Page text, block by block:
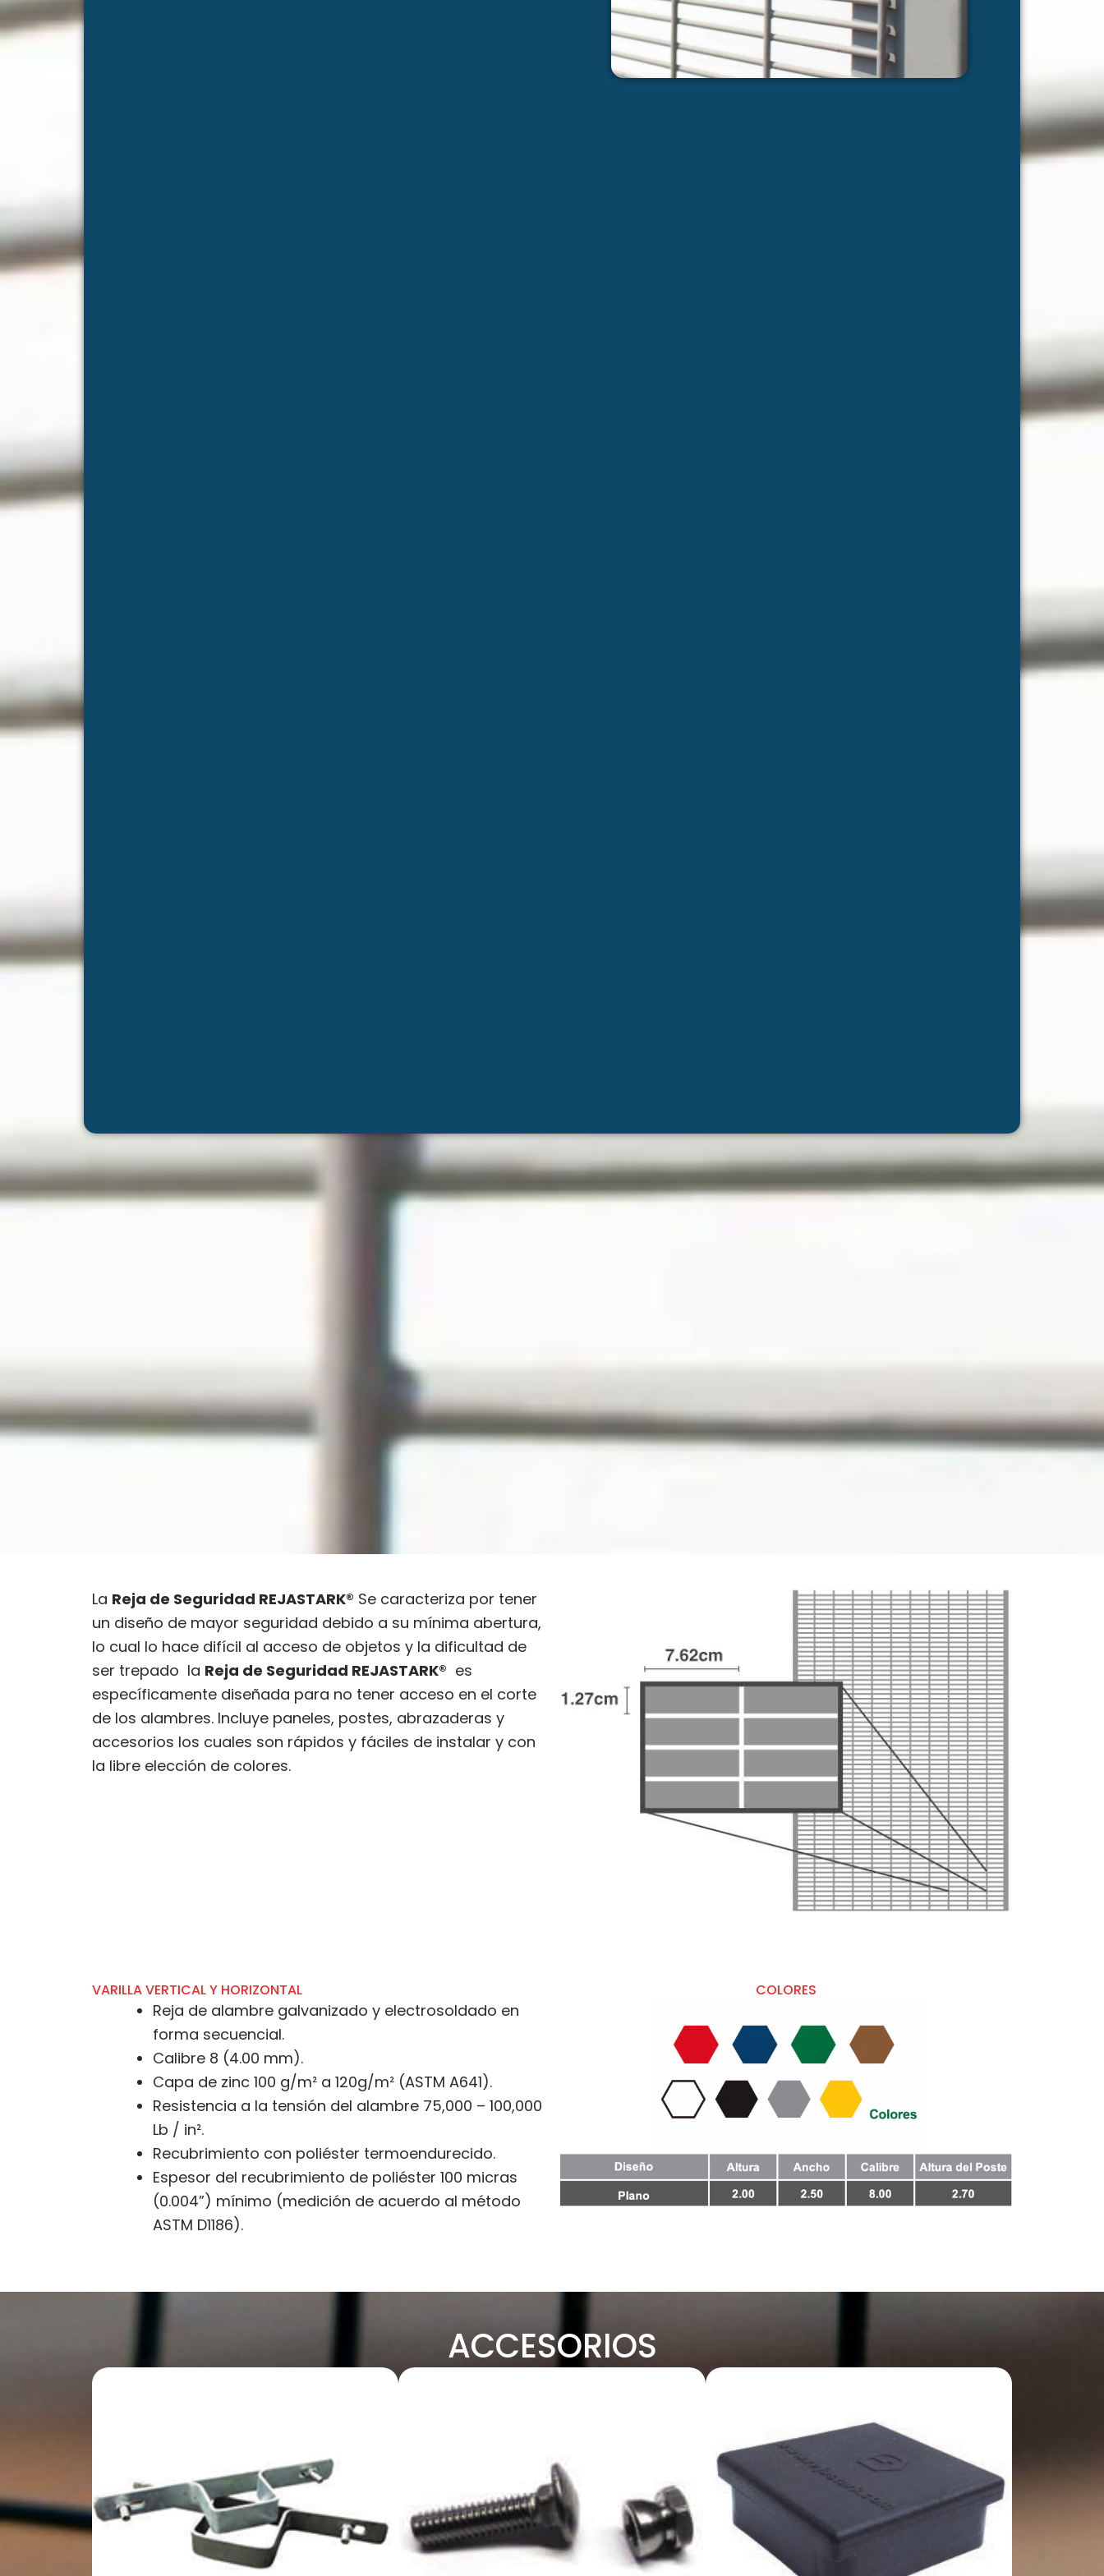
La Reja de Seguridad REJASTARK® Se caracteriza por tener
un diseño de mayor seguridad debido a su mínima abertura,
lo cual lo hace difícil al acceso de objetos y la dificultad de
ser trepado la Reja de Seguridad REJASTARK® es
específicamente diseñada para no tener acceso en el corte
de los alambres. Incluye paneles, postes, abrazaderas y
accesorios los cuales son rápidos y fáciles de instalar y con
la libre elección de colores.
VARILLA VERTICAL Y HORIZONTAL
Reja de alambre galvanizado y electrosoldado en
forma secuencial.
Calibre 8 (4.00 mm).
Capa de zinc 100 g/m² a 120g/m² (ASTM A641).
Resistencia a la tensión del alambre 75,000 – 100,000
Lb / in².
Recubrimiento con poliéster termoendurecido.
Espesor del recubrimiento de poliéster 100 micras
(0.004”) mínimo (medición de acuerdo al método
ASTM D1186).
COLORES
ACCESORIOS